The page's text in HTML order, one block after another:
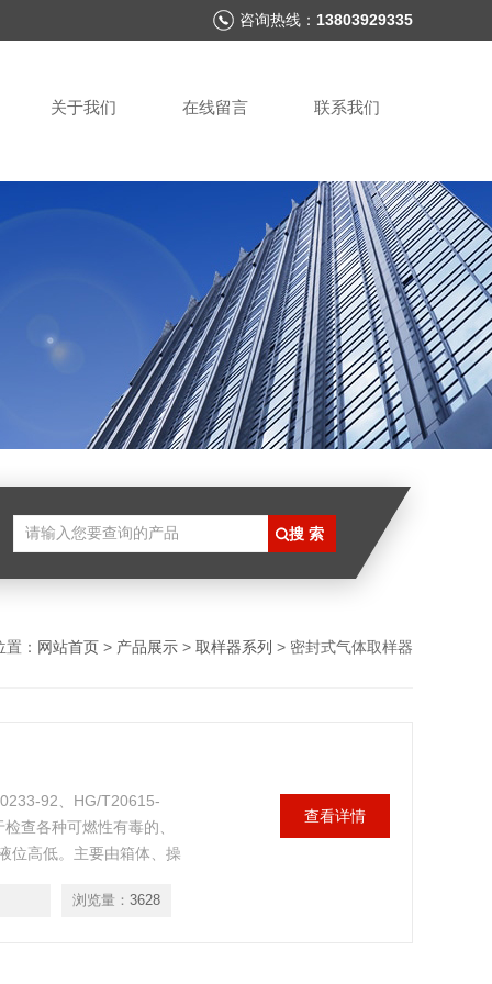
咨询热线： 13803929335
关于我们 在线留言 联系我们
： 网站首页 > 产品展示 > 取样器系列 > 密封式气体取样器
92、HG/T20615-
查各种可燃性有毒的、
位高低。主要由箱体、操
浏览量： 3628
查看详情